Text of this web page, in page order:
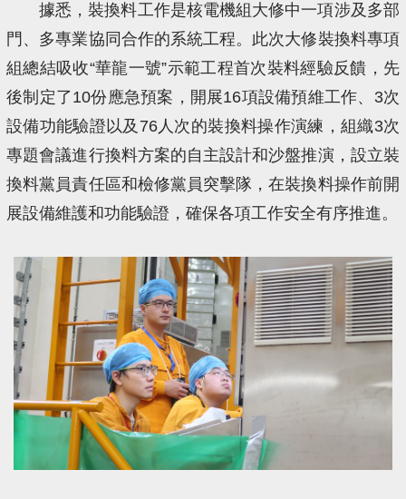
據悉，裝換料工作是核電機組大修中一項涉及多部
門、多專業協同合作的系統工程。此次大修裝換料專項
組總結吸收“華龍一號”示範工程首次裝料經驗反饋，先
後制定了10份應急預案，開展16項設備預維工作、3次
設備功能驗證以及76人次的裝換料操作演練，組織3次
專題會議進行換料方案的自主設計和沙盤推演，設立裝
換料黨員責任區和檢修黨員突擊隊，在裝換料操作前開
展設備維護和功能驗證，確保各項工作安全有序推進。